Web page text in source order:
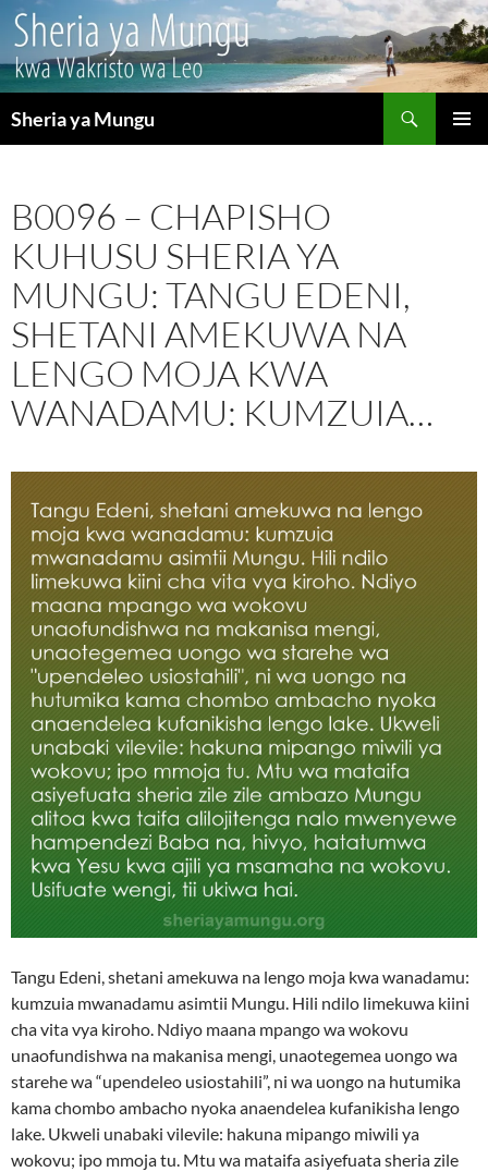
Sheria ya Mungu
B0096 – CHAPISHO
KUHUSU SHERIA YA
MUNGU: TANGU EDENI,
SHETANI AMEKUWA NA
LENGO MOJA KWA
WANADAMU: KUMZUIA…
Tangu Edeni, shetani amekuwa na lengo moja kwa wanadamu:
kumzuia mwanadamu asimtii Mungu. Hili ndilo limekuwa kiini
cha vita vya kiroho. Ndiyo maana mpango wa wokovu
unaofundishwa na makanisa mengi, unaotegemea uongo wa
starehe wa “upendeleo usiostahili”, ni wa uongo na hutumika
kama chombo ambacho nyoka anaendelea kufanikisha lengo
lake. Ukweli unabaki vilevile: hakuna mipango miwili ya
wokovu; ipo mmoja tu. Mtu wa mataifa asiyefuata sheria zile